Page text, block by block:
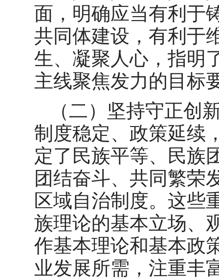
面，明确应当有利于
共同体建设，有利于
生、凝聚人心，指明
主线聚焦发力的目标
（二）坚持守正创
制度稳定、政策延续
定了民族平等、民族
团结奋斗、共同繁荣
区域自治制度。这些
族理论的基本立场、
作基本理论和基本政
业发展所需，注重丰